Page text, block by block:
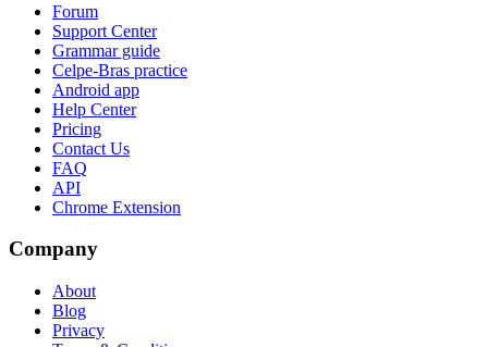
Forum
Support Center
Grammar guide
Celpe-Bras practice
Android app
Help Center
Pricing
Contact Us
FAQ
API
Chrome Extension
Company
About
Blog
Privacy